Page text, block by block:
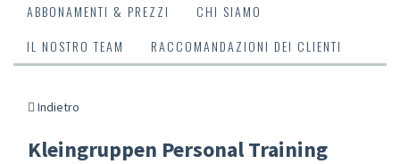
ABBONAMENTI & PREZZI
CHI SIAMO
IL NOSTRO TEAM
RACCOMANDAZIONI DEI CLIENTI
Indietro
Kleingruppen Personal Training